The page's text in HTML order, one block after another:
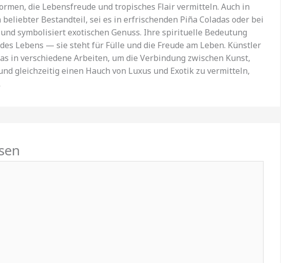
die Lebensfreude und tropisches Flair vermitteln. Auch in
Bestandteil, sei es in erfrischenden Piña Coladas oder bei
symbolisiert exotischen Genuss. Ihre spirituelle Bedeutung
Lebens — sie steht für Fülle und die Freude am Leben. Künstler
in verschiedene Arbeiten, um die Verbindung zwischen Kunst,
gleichzeitig einen Hauch von Luxus und Exotik zu vermitteln,